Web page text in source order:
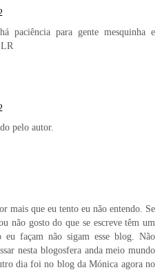
paciência para gente mesquinha e
pelo autor.
mais que eu tento eu não entendo. Se
não gosto do que se escreve têm um
eu façam não sigam esse blog. Não
nesta blogosfera anda meio mundo
dia foi no blog da Mónica agora no